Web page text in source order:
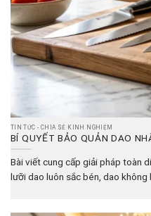
TIN TỨC - CHIA SẺ KINH NGHIỆM
BÍ QUYẾT BẢO QUẢN DAO
Bài viết cung cấp giải pháp toàn
lưỡi dao luôn sắc bén, dao